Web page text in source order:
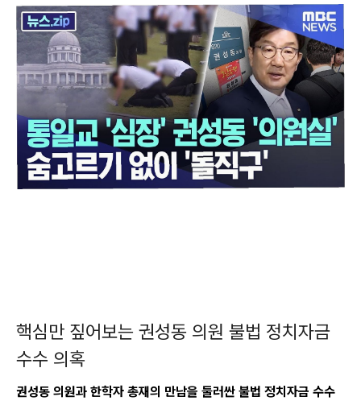
핵심만 짚어보는 권성동 의원 불법 정치자금
수수 의혹
권성동 의원과 한학자 총재의 만남을 둘러싼 불법 정치자금 수수